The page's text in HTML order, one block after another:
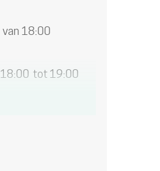
van 18:00
18:00 tot19:00